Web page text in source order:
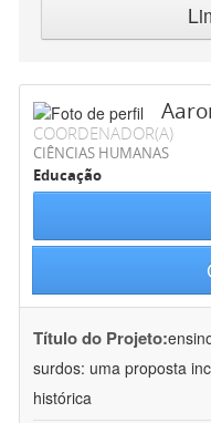
COORDENADOR(A)
CIÊNCIAS HUMANAS
Educação
Título do Projeto:
surdos: uma proposta
histórica